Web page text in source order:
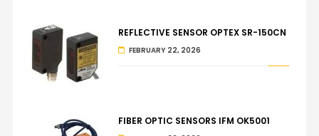
REFLECTIVE SENSOR OPTEX SR-150CN
FEBRUARY 22, 2026
FIBER OPTIC SENSORS IFM OK5001